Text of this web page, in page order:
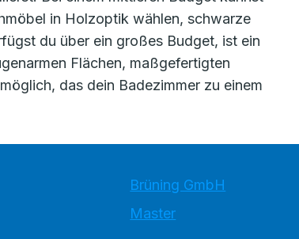
in Holzoptik wählen, schwarze
du über ein großes Budget, ist ein
Flächen, maßgefertigten
das dein Badezimmer zu einem
Brüning GmbH
Master